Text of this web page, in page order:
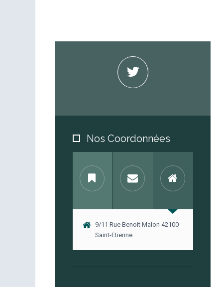
Nos Coordonnées
9/11 Rue Benoit Malon 42100
Saint-Etienne